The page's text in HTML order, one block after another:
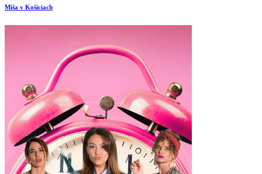
Miša v Košiciach